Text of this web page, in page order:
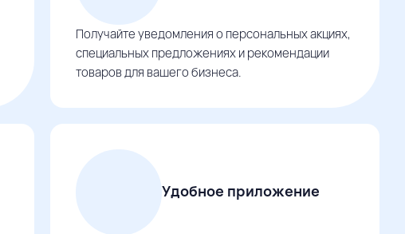
Получайте уведомления о персональных акциях,
специальных предложениях и рекомендации
товаров для вашего бизнеса.
Удобное приложение